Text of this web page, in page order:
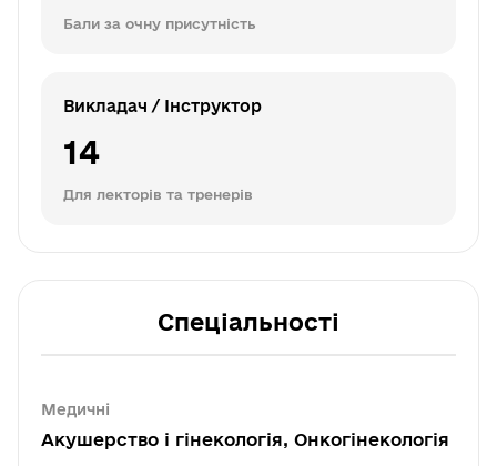
Бали за очну присутність
Викладач / Інструктор
14
Для лекторів та тренерів
Спеціальності
Медичні
Акушерство і гінекологія, Онкогінекологія